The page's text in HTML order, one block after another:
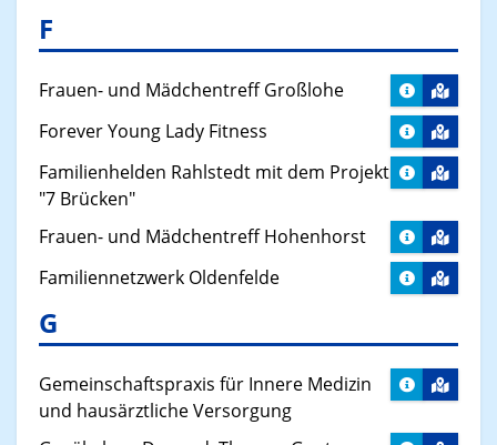
F
Frauen- und Mädchentreff Großlohe
Forever Young Lady Fitness
Familienhelden Rahlstedt mit dem Projekt
"7 Brücken"
Frauen- und Mädchentreff Hohenhorst
Familiennetzwerk Oldenfelde
G
Gemeinschaftspraxis für Innere Medizin
und hausärztliche Versorgung